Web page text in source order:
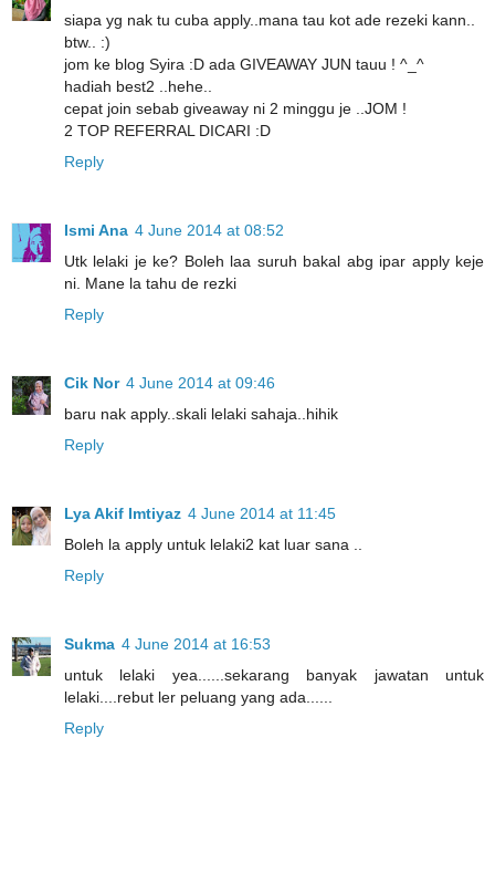
siapa yg nak tu cuba apply..mana tau kot ade rezeki kann..
btw.. :)
jom ke blog Syira :D ada GIVEAWAY JUN tauu ! ^_^
hadiah best2 ..hehe..
cepat join sebab giveaway ni 2 minggu je ..JOM !
2 TOP REFERRAL DICARI :D
Reply
Ismi Ana 4 June 2014 at 08:52
Utk lelaki je ke? Boleh laa suruh bakal abg ipar apply keje
ni. Mane la tahu de rezki
Reply
Cik Nor 4 June 2014 at 09:46
baru nak apply..skali lelaki sahaja..hihik
Reply
Lya Akif Imtiyaz 4 June 2014 at 11:45
Boleh la apply untuk lelaki2 kat luar sana ..
Reply
Sukma 4 June 2014 at 16:53
untuk lelaki yea......sekarang banyak jawatan untuk
lelaki....rebut ler peluang yang ada......
Reply